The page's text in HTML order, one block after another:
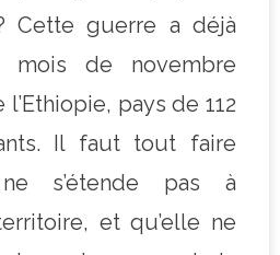
Cette guerre a déjà
mois de novembre
pays de 112
Il faut tout faire
s’étende pas à
et qu’elle ne